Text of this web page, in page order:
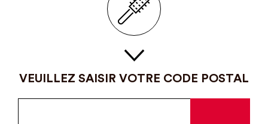
VEUILLEZ SAISIR VOTRE CODE POSTAL